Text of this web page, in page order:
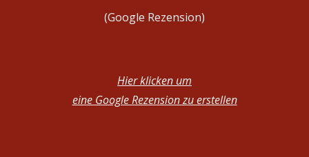
(Google Rezension)
Hier klicken um
eine Google Rezension zu erstellen